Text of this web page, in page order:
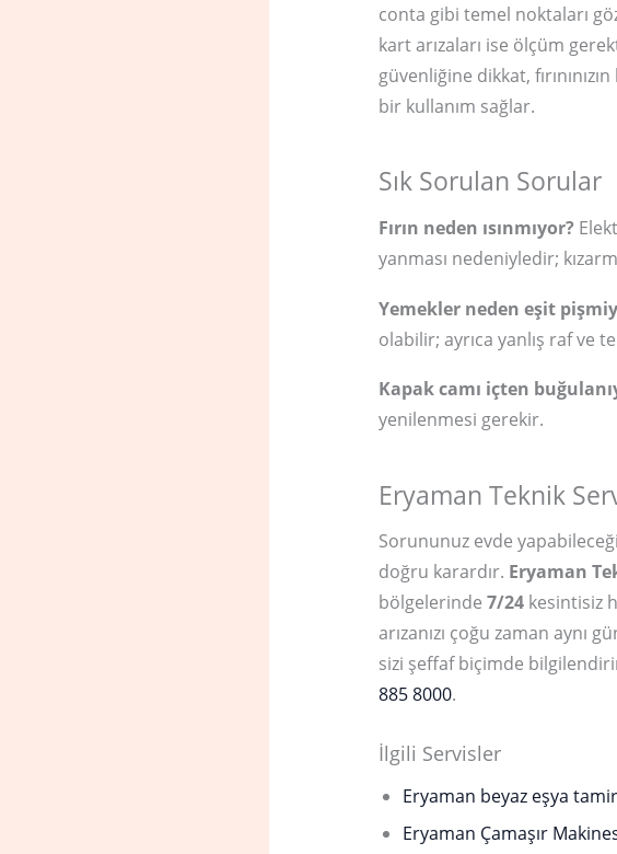
conta gibi temel noktaları
kart arızaları ise ölçüm
güvenliğine dikkat,
bir kullanım sağlar.
Sık Sorulan Sorular
Fırın neden ısınmıyor?
yanması nedeniyledir;
Yemekler neden eşit
olabilir; ayrıca yanlış raf ve
Kapak camı içten
yenilenmesi gerekir.
Eryaman Teknik
Sorununuz evde
doğru karardır. Eryaman
bölgelerinde7/24 kesintisiz
arızanızı çoğu zaman aynı
sizi şeffaf biçimde
885 8000.
İlgili Servisler
Eryaman beyaz eşya
Eryaman Çamaşır